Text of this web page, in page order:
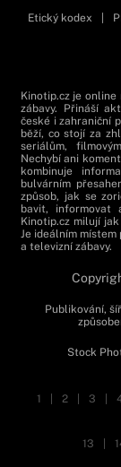
Etický kodex
Kinotip.cz je
zábavy. Přináší
české i zahraniční
běží, co stojí za
seriálům,
Nechybí ani
kombinuje
bulvárním
způsob, jak se
bavit, informovat
Kinotip.cz milují
Je ideálním
a televizní zábavy.
Publikování,
Stock
1 2 3
13